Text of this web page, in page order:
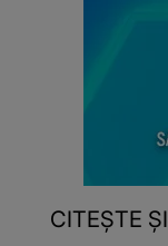
CITEȘTE ȘI